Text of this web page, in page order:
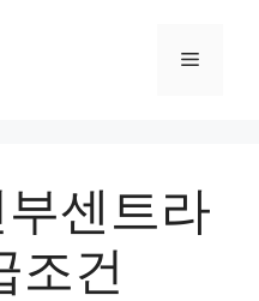
Menu
센트라
조건